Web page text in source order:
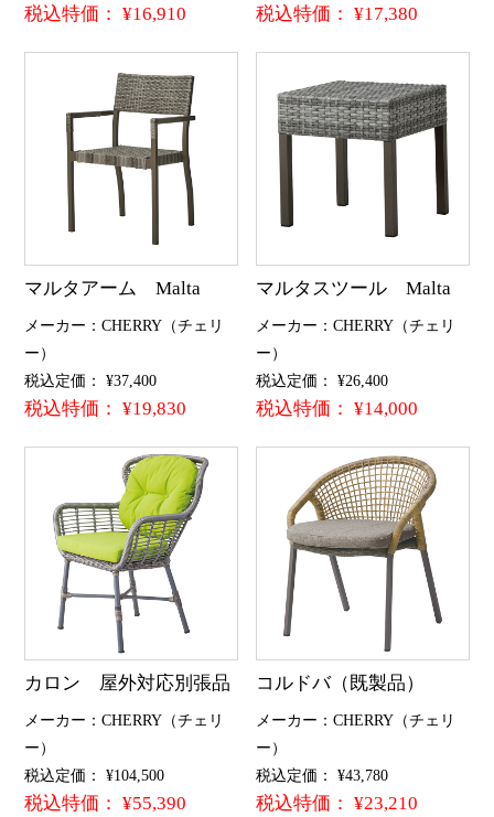
税込特価： ¥16,910 税込特価： ¥17,380
マルタアーム Malta
メーカー：CHERRY（チェリ
ー）
税込定価： ¥37,400
税込特価： ¥19,830
マルタスツール Malta
メーカー：CHERRY（チェリ
ー）
税込定価： ¥26,400
税込特価： ¥14,000
カロン 屋外対応別張品
メーカー：CHERRY（チェリ
ー）
税込定価： ¥104,500
税込特価： ¥55,390
コルドバ（既製品）
メーカー：CHERRY（チェリ
ー）
税込定価： ¥43,780
税込特価： ¥23,210